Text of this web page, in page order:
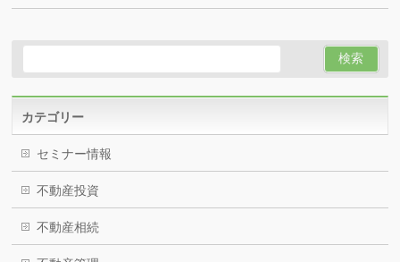
カテゴリー
セミナー情報
不動産投資
不動産相続